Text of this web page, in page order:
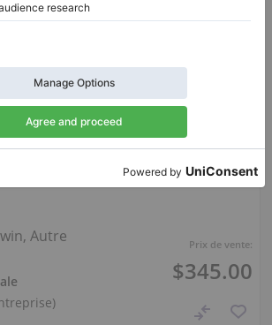
Prix de vente:
$345.00
Autre